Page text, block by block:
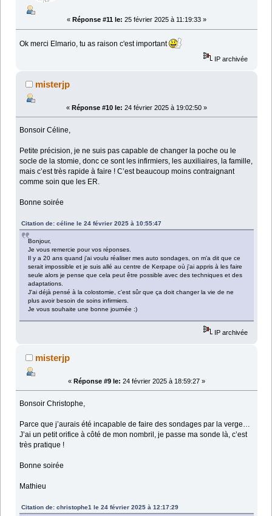
« Réponse #11 le: 25 février 2025 à 11:19:33 »
Ok merci Elmario, tu as raison c'est important
IP archivée
misterjp
« Réponse #10 le: 24 février 2025 à 19:02:50 »
Bonsoir Céline,
Petite précision, je ne suis pas capable de changer la poche ou le
socle de la stomie, donc ce sont les infirmiers, les auxiliaires, la famille,
mais c’est très rapide à faire ! C’est beaucoup moins contraignant
comme soin que les ER.
Bonne soirée
Citation de: céline le 24 février 2025 à 10:55:47
Bonjour,
Je vous remercie pour vos réponses.
Il y a 20 ans quand j'ai voulu réaliser mes auto sondages, on m'a dit que ce
serait impossible et je suis allé au centre de Kerpape où j'ai appris à les faire
seule alors je pense que cela peut être possible avec des techniques et des
adaptations.
J'ai déjà pensé à la colostomie, c'est sûr que ça doit changer la vie de ne
plus avoir besoin de soins infirmiers.
Je vous souhaite une bonne journée :)
IP archivée
misterjp
« Réponse #9 le: 24 février 2025 à 18:59:27 »
Bonsoir Christophe,
Parce que j’aurais été incapable de faire des sondages par la verge…
J’ai un petit orifice à côté de mon nombril, je passe ma sonde là, c’est
très pratique !
Bonne soirée
Mathieu
Citation de: christophe1 le 24 février 2025 à 12:17:29